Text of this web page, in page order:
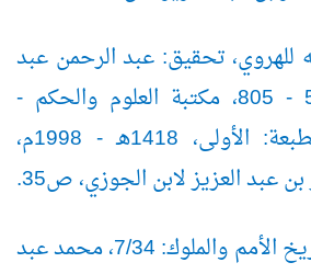
للهروي، تحقيق: عبد الرحمن عبد
العزيز الشبل: 5/26 - 805، مكتبة العلوم والحكم -
المدينة المنورة، الطبعة: الأولى، 1418هـ - 1998م،
عبد العزيز لابن الجوزي، ص35.
[22] المنتظم في تاريخ الأمم والملوك: 7/34، محمد عبد